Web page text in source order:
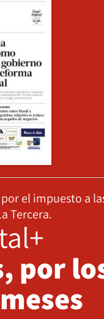
el impuesto a
Tercera.
por